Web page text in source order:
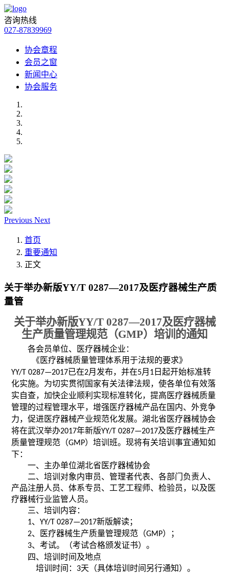
咨询热线
027-87839969
协会章程
会员之窗
新闻中心
协会服务
Previous Next
首页
重要通知
正文
关于举办新版YY/T 0287—2017及医疗器械生产质
量管
关于举办新版YY/T 0287—2017及医疗器械
生产质量管理规范（GMP） 培训的通知
各会员单位、医疗器械企业：
《医疗器械质量管理体系用于法规的要求》
YY/T 0287—2017已在2月发布，并在5月 1 日起开始标准转
化实施。为切实贯彻国家有关法律法规，使各单位有效落
实自查，加快企业顺利实现标准转化，提高医疗器械质量
管理的过程管理水平，增强医疗器械产品在国内、外竞争
力，促进医疗器械产业规范化发展。湖北省医疗器械协会
将在武汉举办2017年新版YY/T 0287—2017及 医疗器械生产
质量管理规范（GMP）培训班。 现将有关培训事宜通知如
下：
一、主办单位湖北省医疗器械协会
二、培训对象内审员、管理者代表、各部门负责人、
产品注册人员、体系专员、工艺工程师、检验员，以及医
疗器械行业监管人员。
三、培训内容：
1、 YY/T 0287—2017新版解读；
2、医疗器械生产质量管理规范（GMP）；
3、考试。 （考试合格颁发证书） 。
四、培训时间及地点
培训时间： 3天（具体培训时间另行通知）。